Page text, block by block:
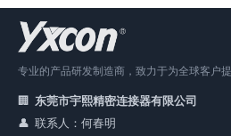
专业的产品研发制造商，致力于为全球客户
东莞市宇熙精密连接器有限公司
联系人：何春明